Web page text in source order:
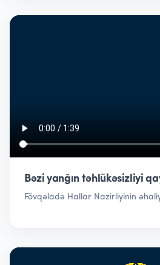
Bəzi yanğın təhlükəsizliyi
Fövqəladə Hallar Nazirliyinin